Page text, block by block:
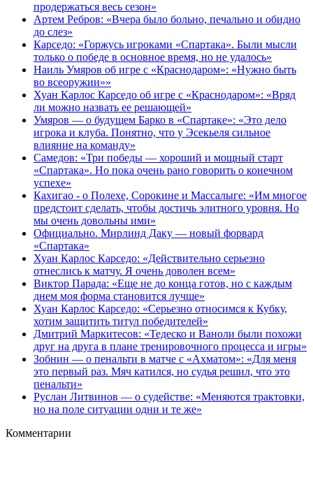
продержаться весь сезон»
Артем Ребров: «Вчера было больно, печально и обидно
до слез»
Карседо: «Горжусь игроками «Спартака». Были мысли
только о победе в основное время, но не удалось»
Наиль Умяров об игре с «Краснодаром»: «Нужно быть
во всеоружии»»
Хуан Карлос Карседо об игре с «Краснодаром»: «Вряд
ли можно назвать ее решающей»
Умяров — о будущем Барко в «Спартаке»: «Это дело
игрока и клуба. Понятно, что у Эсекьеля сильное
влияние на команду»
Самедов: «Три победы — хороший и мощный старт
«Спартака». Но пока очень рано говорить о конечном
успехе»
Кахигао - о Полехе, Сорокине и Массалыге: «Им многое
предстоит сделать, чтобы достичь элитного уровня. Но
мы очень довольны ими»
Официально. Мирлинд Даку — новый форвард
«Спартака»
Хуан Карлос Карседо: «Действительно серьезно
отнеслись к матчу. Я очень доволен всем»
Виктор Парада: «Еще не до конца готов, но с каждым
днем моя форма становится лучше»
Хуан Карлос Карседо: «Серьезно относимся к Кубку,
хотим защитить титул победителей»
Дмитрий Маркитесов: «Тедеско и Ваноли были похожи
друг на друга в плане тренировочного процесса и игры»
Зобнин — о пенальти в матче с «Ахматом»: «Для меня
это первый раз. Мяч катился, но судья решил, что это
пенальти»
Руслан Литвинов — о судействе: «Меняются трактовки,
но на поле ситуации одни и те же»
Комментарии